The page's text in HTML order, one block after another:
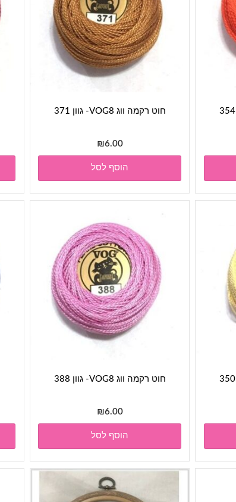
חוט רקמה ווג VOG8- גוון 371
₪6.00
הוסף לסל
חוט רקמה ווג VOG8- גוון 388
₪6.00
הוסף לסל